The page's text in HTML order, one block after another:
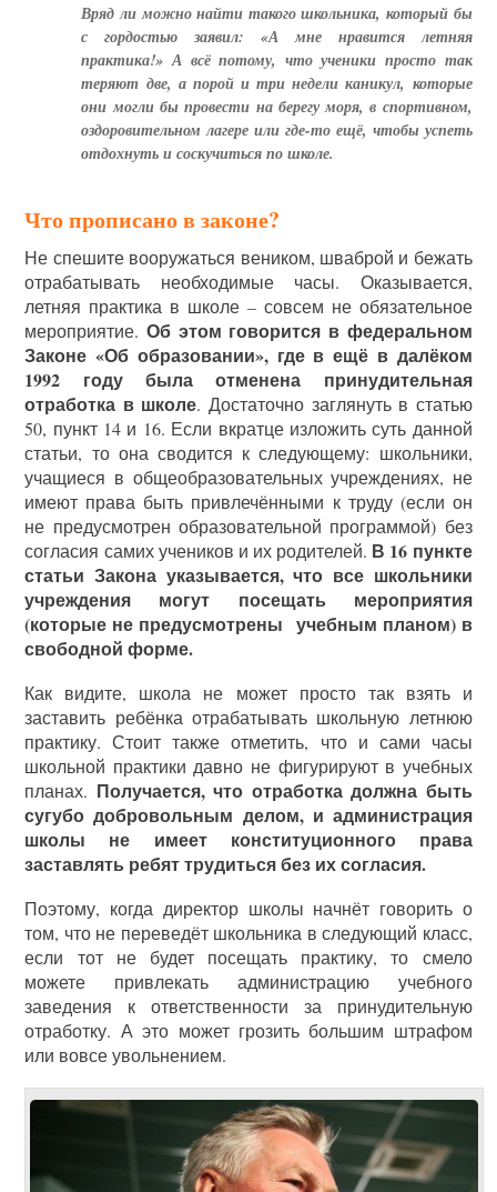
Вряд ли можно найти такого школьника, который бы
с гордостью заявил: «А мне нравится летняя
практика!» А всё потому, что ученики просто так
теряют две, а порой и три недели каникул, которые
они могли бы провести на берегу моря, в спортивном,
оздоровительном лагере или где-то ещё, чтобы успеть
отдохнуть и соскучиться по школе.
Что прописано в законе?
Не спешите вооружаться веником, шваброй и бежать
отрабатывать необходимые часы. Оказывается,
летняя практика в школе – совсем не обязательное
мероприятие.Об этом говорится в федеральном
Законе «Об образовании», где в ещё в далёком
1992 году была отменена принудительная
отработка в школе. Достаточно заглянуть в статью
50, пункт 14 и 16. Если вкратце изложить суть данной
статьи, то она сводится к следующему: школьники,
учащиеся в общеобразовательных учреждениях, не
имеют права быть привлечёнными к труду (если он
не предусмотрен образовательной программой) без
согласия самих учеников и их родителей. В 16 пункте
статьи Закона указывается, что все школьники
учреждения могут посещать мероприятия
(которые не предусмотрены учебным планом) в
свободной форме.
Как видите, школа не может просто так взять и
заставить ребёнка отрабатывать школьную летнюю
практику. Стоит также отметить, что и сами часы
школьной практики давно не фигурируют в учебных
планах. Получается, что отработка должна быть
сугубо добровольным делом, и администрация
школы не имеет конституционного права
заставлять ребят трудиться без их согласия.
Поэтому, когда директор школы начнёт говорить о
том, что не переведёт школьника в следующий класс,
если тот не будет посещать практику, то смело
можете привлекать администрацию учебного
заведения к ответственности за принудительную
отработку. А это может грозить большим штрафом
или вовсе увольнением.